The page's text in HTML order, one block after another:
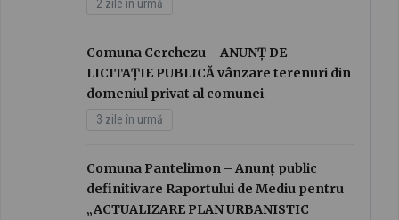
2 zile în urmă
Comuna Cerchezu – ANUNȚ DE
LICITAȚIE PUBLICĂ vânzare terenuri din
domeniul privat al comunei
3 zile în urmă
Comuna Pantelimon – Anunț public
definitivare Raportului de Mediu pentru
„ACTUALIZARE PLAN URBANISTIC